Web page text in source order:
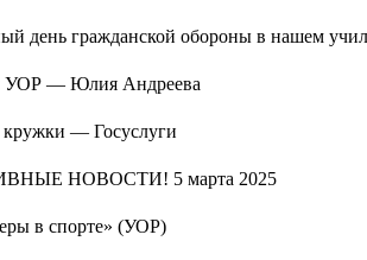
день гражданской обороны в нашем
УОР — Юлия Андреева
кружки — Госуслуги
НОВОСТИ! 5 марта 2025
в спорте» (УОР)